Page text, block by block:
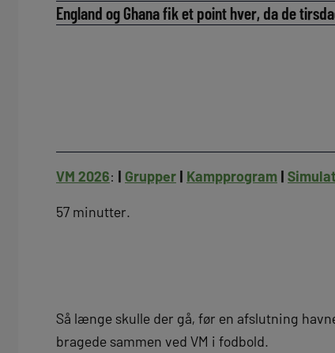
England og Ghana fik et point hver, da de
VM 2026: | Grupper | Kampprogram |
57 minutter.
Så længe skulle der gå, før en afslutning
bragede sammen ved VM i fodbold.